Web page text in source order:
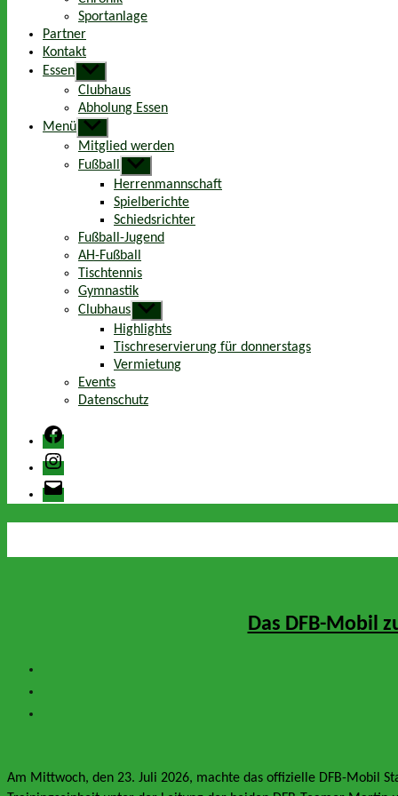
Sportanlage
Partner
Kontakt
Essen
Untermenü
anzeigen
Clubhaus
Abholung Essen
Menü
Untermenü
anzeigen
Mitglied werden
Fußball
Untermenü
anzeigen
Herrenmannschaft
Spielberichte
Schiedsrichter
Fußball-Jugend
AH-Fußball
Tischtennis
Gymnastik
Clubhaus
Untermenü
anzeigen
Highlights
Tischreservierung für donnerstags
Vermietung
Events
Datenschutz
Facebook
Instagram
E-
Mail
Das DFB-Mobil
Am Mittwoch, den 23. Juli 2026, machte das offizielle DFB-Mobil